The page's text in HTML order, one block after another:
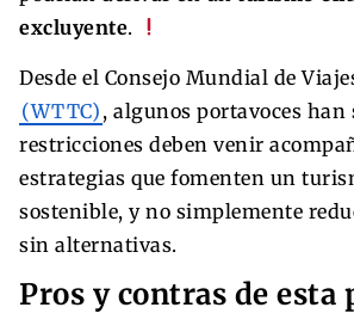
excluyente.
Desde el Consejo Mundial de
(WTTC) , algunos portavoces han
restricciones deben venir
estrategias que fomenten un
sostenible, y no simplemente
sin alternativas.
Pros y contras de esta